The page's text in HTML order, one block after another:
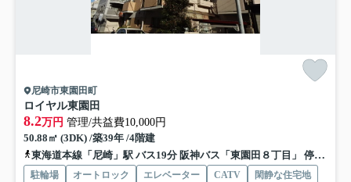
尼崎市東園田町
ロイヤル東園田
8.2万円 管理/共益費10,000円
50.88㎡ (3DK) /築39年 /4階建
東海道本線「尼崎」駅 バス19分 阪神バス「東園田８丁目」 停歩3分
駐輪場 オートロック エレベーター CATV
閑静な住宅地